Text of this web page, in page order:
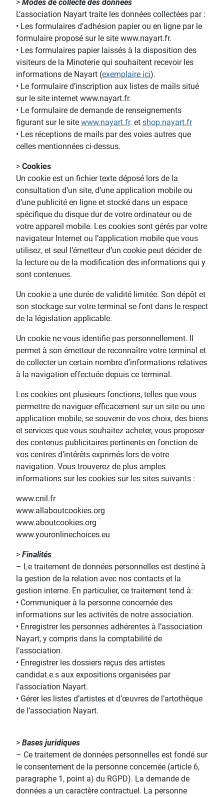
> Modes de collecte des données
L’association Nayart traite les données collectées par :
• Les formulaires d’adhésion papier ou en ligne par le
formulaire proposé sur le site www.nayart.fr.
• Les formulaires papier laissés à la disposition des
visiteurs de la Minoterie qui souhaitent recevoir les
informations de Nayart (exemplaire ici).
• Le formulaire d’inscription aux listes de mails situé
sur le site internet www.nayart.fr.
• Le formulaire de demande de renseignements
figurant sur le site www.nayart.fr. et shop.nayart.fr
• Les réceptions de mails par des voies autres que
celles mentionnées ci-dessus.
> Cookies
Un cookie est un fichier texte déposé lors de la
consultation d’un site, d’une application mobile ou
d’une publicité en ligne et stocké dans un espace
spécifique du disque dur de votre ordinateur ou de
votre appareil mobile. Les cookies sont gérés par votre
navigateur Internet ou l’application mobile que vous
utilisez, et seul l’émetteur d’un cookie peut décider de
la lecture ou de la modification des informations qui y
sont contenues.
Un cookie a une durée de validité limitée. Son dépôt et
son stockage sur votre terminal se font dans le respect
de la législation applicable.
Un cookie ne vous identifie pas personnellement. Il
permet à son émetteur de reconnaître votre terminal et
de collecter un certain nombre d’informations relatives
à la navigation effectuée depuis ce terminal.
Les cookies ont plusieurs fonctions, telles que vous
permettre de naviguer efficacement sur un site ou une
application mobile, se souvenir de vos choix, des biens
et services que vous souhaitez acheter, vous proposer
des contenus publicitaires pertinents en fonction de
vos centres d’intérêts exprimés lors de votre
navigation. Vous trouverez de plus amples
informations sur les cookies sur les sites suivants :
www.cnil.fr
www.allaboutcookies.org
www.aboutcookies.org
www.youronlinechoices.eu
> Finalités
– Le traitement de données personnelles est destiné à
la gestion de la relation avec nos contacts et la
gestion interne. En particulier, ce traitement tend à:
• Communiquer à la personne concernée des
informations sur les activités de notre association.
• Enregistrer les personnes adhérentes à l’association
Nayart, y compris dans la comptabilité de
l’association.
• Enregistrer les dossiers reçus des artistes
candidat.e.s aux expositions organisées par
l’association Nayart.
• Gérer les listes d’artistes et d’œuvres de l’artothèque
de l’association Nayart.
> Bases juridiques
– Ce traitement de données personnelles est fondé sur
le consentement de la personne concernée (article 6,
paragraphe 1, point a) du RGPD). La demande de
données a un caractère contractuel. La personne